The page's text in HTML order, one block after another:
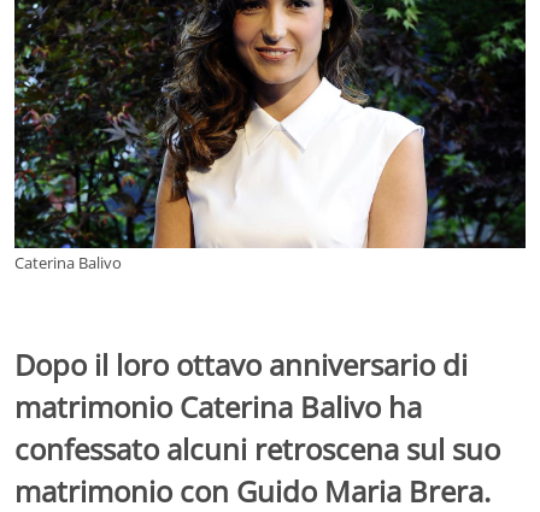
Caterina Balivo
Dopo il loro ottavo anniversario di
matrimonio Caterina Balivo ha
confessato alcuni retroscena sul suo
matrimonio con Guido Maria Brera.